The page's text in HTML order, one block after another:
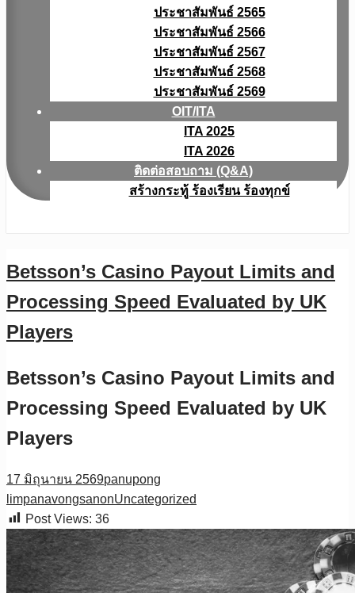
ประชาสัมพันธ์ 2565
ประชาสัมพันธ์ 2566
ประชาสัมพันธ์ 2567
ประชาสัมพันธ์ 2568
ประชาสัมพันธ์ 2569
OIT/ITA
ITA 2025
ITA 2026
ติดต่อสอบถาม (Q&A)
สร้างกระทู้ ร้องเรียน ร้องทุกข์
Betsson’s Casino Payout Limits and
Processing Speed Evaluated by UK
Players
Betsson’s Casino Payout Limits and
Processing Speed Evaluated by UK
Players
17 มิถุนายน 2569panupong
limpanavongsanonUncategorized
Post Views: 36